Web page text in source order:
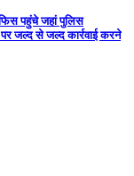
पहुंचे जहां पुलिस
जल्द से जल्द कार्रवाई करने